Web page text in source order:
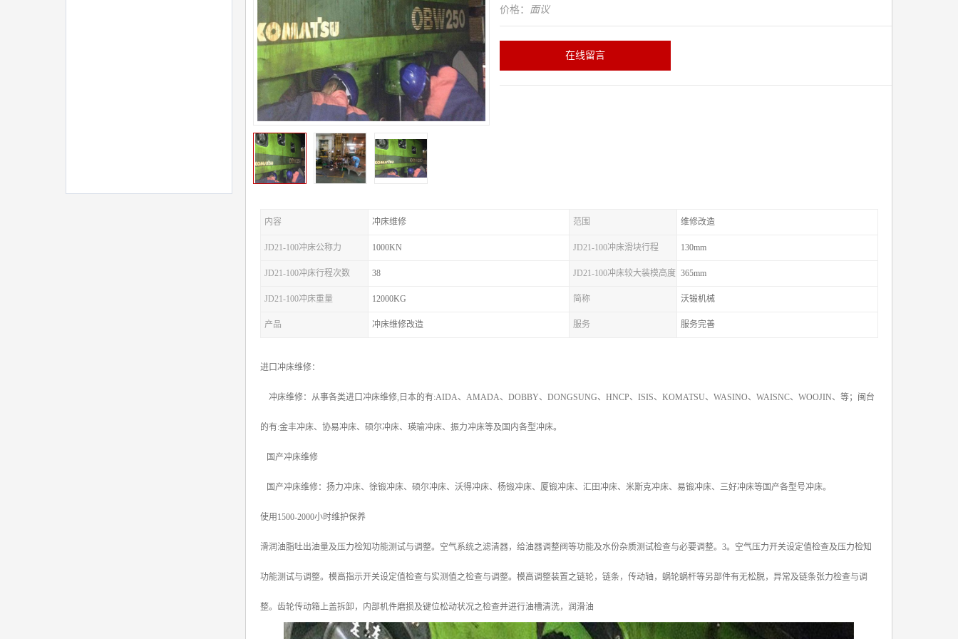
价格： 面议
在线留言
内容 冲床维修 范围 维修改造
JD21-100冲床公称力 1000KN JD21-100冲床滑块行程 130mm
JD21-100冲床行程次数 38 JD21-100冲床较大装模高度 365mm
JD21-100冲床重量 12000KG 简称 沃锻机械
产品 冲床维修改造 服务 服务完善
进口冲床维修：
冲床维修：从事各类进口冲床维修,日本的有:AIDA、AMADA、DOBBY、DONGSUNG、HNCP、ISIS、KOMATSU、WASINO、WAISNC、WOOJIN、等；闽台
的有:金丰冲床、协易冲床、硕尔冲床、瑛瑜冲床、振力冲床等及国内各型冲床。
国产冲床维修
国产冲床维修：扬力冲床、徐锻冲床、硕尔冲床、沃得冲床、杨锻冲床、厦锻冲床、汇田冲床、米斯克冲床、易锻冲床、三好冲床等国产各型号冲床。
使用1500-2000小时维护保养
滑润油脂吐出油量及压力检知功能测试与调整。空气系统之滤清器，给油器调整阀等功能及水份杂质测试检查与必要调整。3。空气压力开关设定值检查及压力检知
功能测试与调整。模高指示开关设定值检查与实测值之检查与调整。模高调整装置之链轮，链条，传动轴，蜗轮蜗杆等另部件有无松脱，异常及链条张力检查与调
整。齿轮传动箱上盖拆卸，内部机件磨损及键位松动状况之检查并进行油槽清洗，润滑油